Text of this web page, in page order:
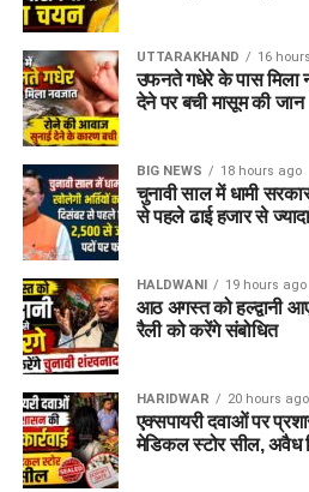
UTTARAKHAND 16
उफनते गधेरे के पास मिला
देने पर बची मासूम की जान
BIG NEWS 18 hours ago
चुनावी साल में धामी
से पहले ढाई हजार से
HALDWANI 19 hours ago
आठ अगस्त को हल्द्वानी
रैली को करेंगे संबोधित
HARIDWAR 20 hours ago
एक्सपायरी दवाओं पर
मेडिकल स्टोर सील, अवैध